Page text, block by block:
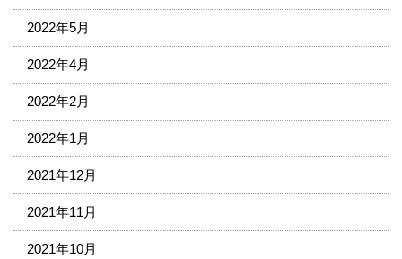
2022年5月
2022年4月
2022年2月
2022年1月
2021年12月
2021年11月
2021年10月